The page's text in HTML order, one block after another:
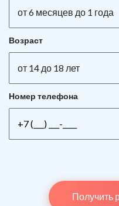
от 6 месяцев до 1 года
Возраст
от 14 до 18 лет
Номер телефона
Получить